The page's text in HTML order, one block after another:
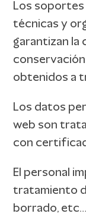
Los soportes
técnicas y
garantizan la
obtenidos a
Los datos
web son
con
El personal
tratamiento
borrado,